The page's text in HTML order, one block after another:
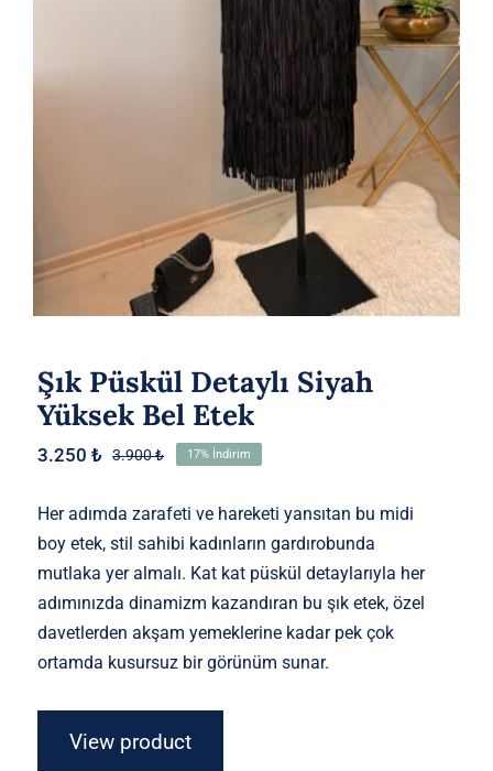
Şık Püskül Detaylı Siyah Yüksek Bel
Etek
Şık Püskül Detaylı Siyah
Yüksek Bel Etek
3.900₺Orijinal
3.900 ₺.
3.250₺
Şu
fiyat:
17% İndirim
Her adımda zarafeti ve hareketi yansıtan bu midi
boy etek, stil sahibi kadınların gardırobunda
mutlaka yer almalı. Kat kat püskül detaylarıyla her
adımınızda dinamizm kazandıran bu şık etek, özel
davetlerden akşam yemeklerine kadar pek çok
ortamda kusursuz bir görünüm sunar.
View product